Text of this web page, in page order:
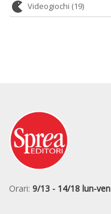
Videogiochi (19)
Orari: 9/13 - 14/18 lun-ven